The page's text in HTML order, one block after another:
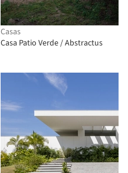
Casas
Casa Patio Verde / Abstractus